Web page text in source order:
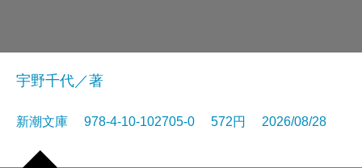
宇野千代／著
新潮文庫 978-4-10-102705-0 572円 2026/08/28